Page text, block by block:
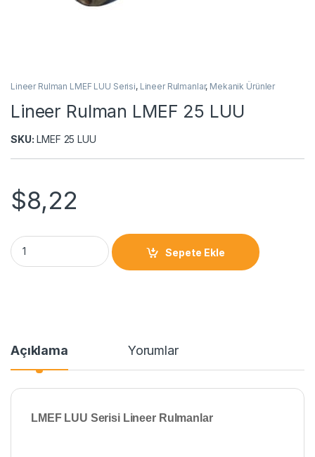
Lineer Rulman LMEF LUU Serisi, Lineer Rulmanlar, Mekanik Ürünler
Lineer Rulman LMEF 25 LUU
SKU: LMEF 25 LUU
$8,22
Sepete Ekle
Açıklama Yorumlar
LMEF LUU Serisi Lineer Rulmanlar